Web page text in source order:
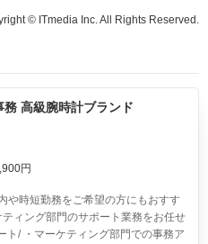
© ITmedia Inc. All Rights Reserved.
高級腕時計ブランド
円
や時短勤務をご希望の方にもおすす
ィング部門のサポート業務をお任せ
ト/ ・マーケティング部門での事務ア